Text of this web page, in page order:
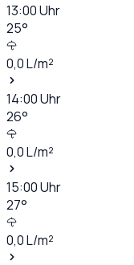
13:00Uhr
25°
0,0L/m²
14:00Uhr
26°
0,0L/m²
15:00Uhr
27°
0,0L/m²